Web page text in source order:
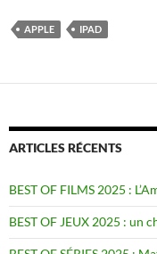
APPLE IPAD
ARTICLES RÉCENTS
BEST OF FILMS 2025 :
BEST OF JEUX 2025 : un